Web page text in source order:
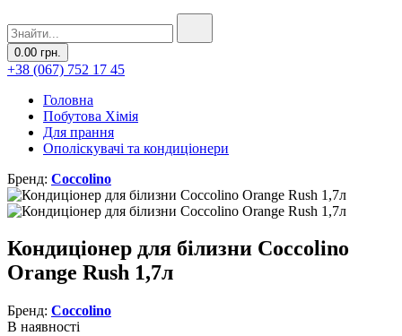
0.00 грн.
+38 (067) 752 17 45
Головна
Побутова Хімія
Для прання
Ополіскувачі та кондиціонери
Бренд: Coccolino
Кондиціонер для білизни Coccolino
Orange Rush 1,7л
Бренд: Coccolino
В наявності